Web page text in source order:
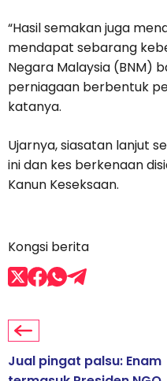
“Hasil semakan juga
mendapat sebarang
Negara Malaysia (BNM)
perniagaan berbentuk
katanya.
Ujarnya, siasatan lanjut
ini dan kes berkenaan
Kanun Keseksaan.
Kongsi berita
Jual pingat palsu: Enam